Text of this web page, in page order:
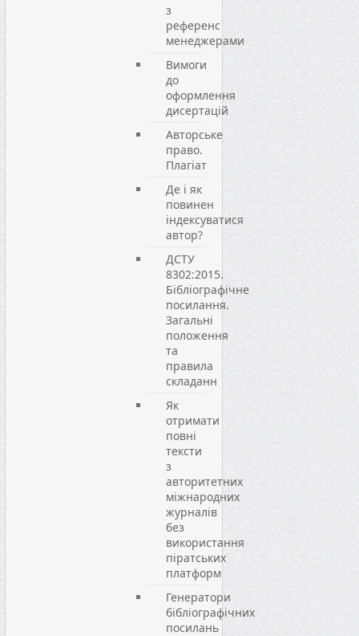
з
референс
менеджерами
Вимоги
до
оформлення
дисертацій
Авторське
право.
Плагіат
Де і як
повинен
індексуватися
автор?
ДСТУ
8302:2015.
Бібліографічне
посилання.
Загальні
положення
та
правила
складанн
Як
отримати
повні
тексти
з
авторитетних
міжнародних
журналів
без
використання
піратських
платформ
Генератори
бібліографічних
посилань